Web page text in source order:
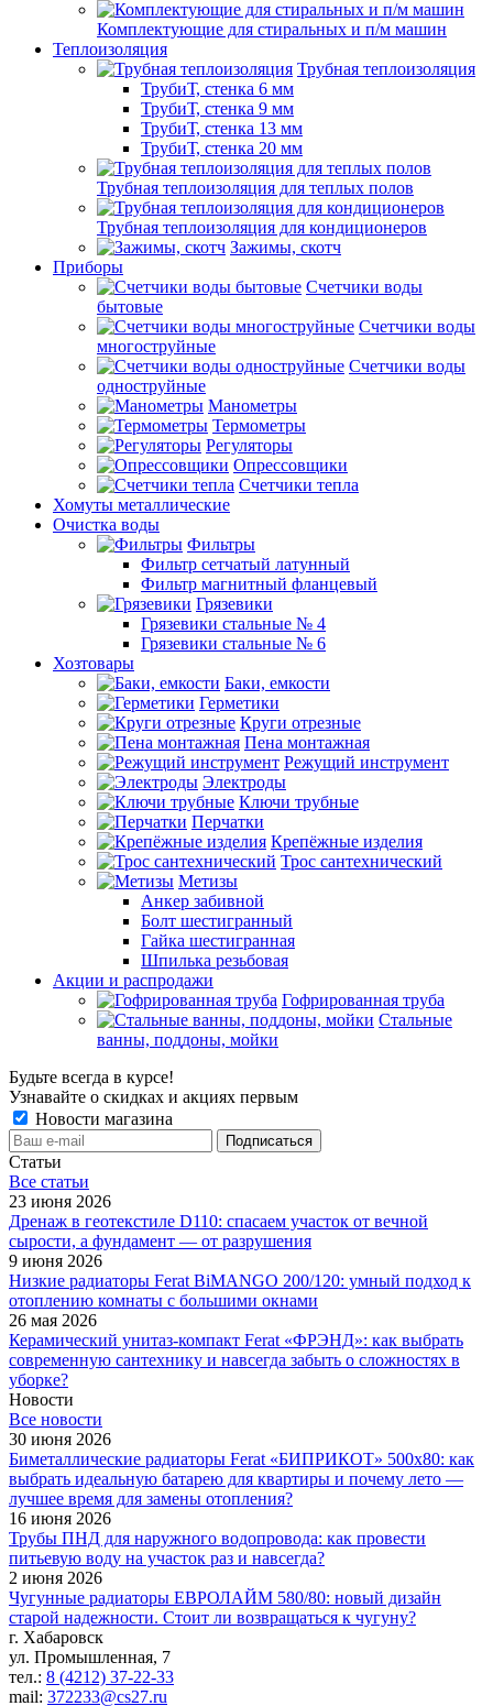
Комплектующие для стиральных и п/м машин
Теплоизоляция
Трубная теплоизоляция
ТрубиТ, стенка 6 мм
ТрубиТ, стенка 9 мм
ТрубиТ, стенка 13 мм
ТрубиТ, стенка 20 мм
Трубная теплоизоляция для теплых полов
Трубная теплоизоляция для кондиционеров
Зажимы, скотч
Приборы
Счетчики воды
бытовые
Счетчики воды
многоструйные
Счетчики воды
одноструйные
Манометры
Термометры
Регуляторы
Опрессовщики
Счетчики тепла
Хомуты металлические
Очистка воды
Фильтры
Фильтр сетчатый латунный
Фильтр магнитный фланцевый
Грязевики
Грязевики стальные № 4
Грязевики стальные № 6
Хозтовары
Баки, емкости
Герметики
Круги отрезные
Пена монтажная
Режущий инструмент
Электроды
Ключи трубные
Перчатки
Крепёжные изделия
Трос сантехнический
Метизы
Анкер забивной
Болт шестигранный
Гайка шестигранная
Шпилька резьбовая
Акции и распродажи
Гофрированная труба
Стальные
ванны, поддоны, мойки
Будьте всегда в курсе!
Узнавайте о скидках и акциях первым
Новости магазина
Статьи
Все cтатьи
23 июня 2026
Дренаж в геотекстиле D110: спасаем участок от вечной
сырости, а фундамент — от разрушения
9 июня 2026
Низкие радиаторы Ferat BiMANGO 200/120: умный подход к
отоплению комнаты с большими окнами
26 мая 2026
Керамический унитаз-компакт Ferat «ФРЭНД»: как выбрать
современную сантехнику и навсегда забыть о сложностях в
уборке?
Новости
Все новости
30 июня 2026
Биметаллические радиаторы Ferat «БИПРИКОТ» 500x80: как
выбрать идеальную батарею для квартиры и почему лето —
лучшее время для замены отопления?
16 июня 2026
Трубы ПНД для наружного водопровода: как провести
питьевую воду на участок раз и навсегда?
2 июня 2026
Чугунные радиаторы ЕВРОЛАЙМ 580/80: новый дизайн
старой надежности. Стоит ли возвращаться к чугуну?
г. Хабаровск
ул. Промышленная, 7
тел.: 8 (4212) 37-22-33
mail: 372233@cs27.ru